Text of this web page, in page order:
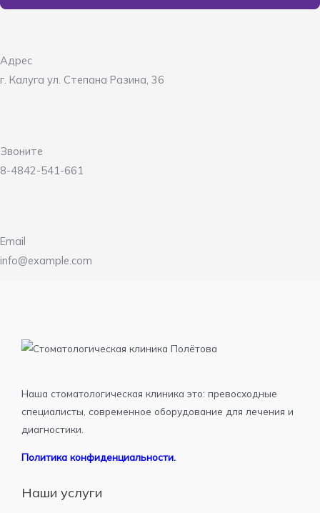
Адрес
г. Калуга ул. Степана Разина, 36
Звоните
8-4842-541-661
Email
info@example.com
Наша стоматологическая клиника это: превосходные
специалисты, современное оборудование для лечения и
диагностики.
Политика конфиденциальности.
Наши услуги